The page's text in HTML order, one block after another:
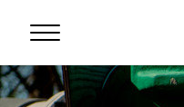
Personal Protection